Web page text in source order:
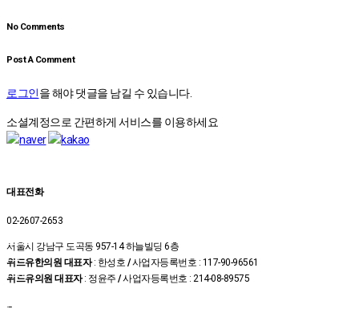
No Comments
Post A Comment
로그인을 해야 댓글을 남길 수 있습니다.
소셜계정으로 간편하게 서비스를 이용하세요
대표전화
02-2607-2653
서울시 강남구 도곡동 957-14 하늘빌딩 6층
위드유한의원 대표자: 한성호 /사업자등록번호 : 117-90-96561
위드유의원 대표자: 정윤주 /사업자등록번호 : 214-08-89575
–
온라인
예약
상담신
카톡상